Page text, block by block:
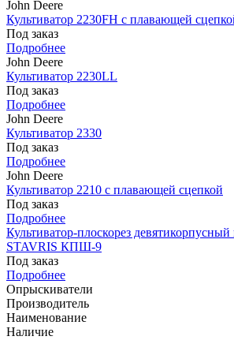
John Deere
Культиватор 2230FH с плавающей
Под заказ
Подробнее
John Deere
Культиватор 2230LL
Под заказ
Подробнее
John Deere
Культиватор 2330
Под заказ
Подробнее
John Deere
Культиватор 2210 с плавающей сцепкой
Под заказ
Подробнее
Культиватор-плоскорез
STAVRIS КПШ-9
Под заказ
Подробнее
Опрыскиватели
Производитель
Наименование
Наличие